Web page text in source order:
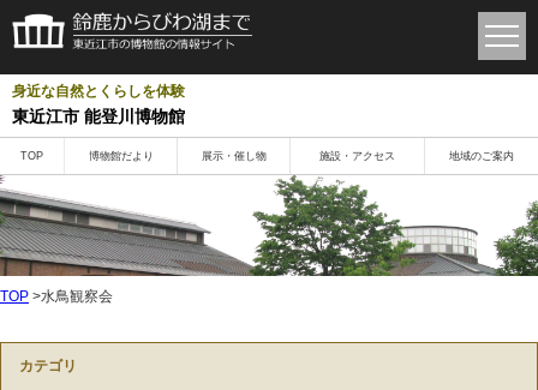
身近な自然とくらしを体験
東近江市 能登川博物館
TOP 博物館だより 展示・催し物 施設・アクセス 地域のご案内
TOP >水鳥観察会
カテゴリ